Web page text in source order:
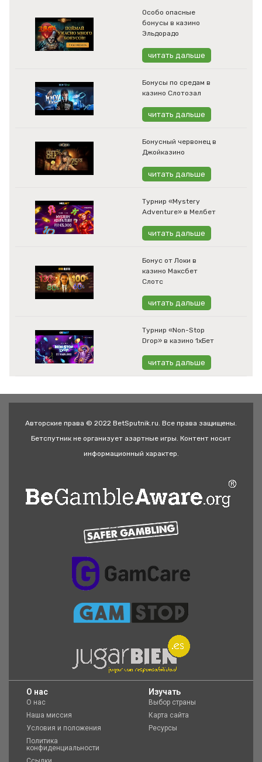
Особо опасные
бонусы в казино
Эльдорадо
читать дальше
Бонусы по средам в
казино Слотозал
читать дальше
Бонусный червонец в
Джойказино
читать дальше
Турнир «Mystery
Adventure» в Мелбет
читать дальше
Бонус от Локи в
казино Максбет
Слотс
читать дальше
Турнир «Non-Stop
Drop» в казино 1хБет
читать дальше
Авторские права © 2022 BetSputnik.ru. Все права защищены.
Бетспутник не организует азартные игры. Контент носит
информационный характер.
O нас
О нас
Наша миссия
Условия и положения
Политика
конфиденциальности
Изучать
Выбор страны
Карта сайта
Ресурсы